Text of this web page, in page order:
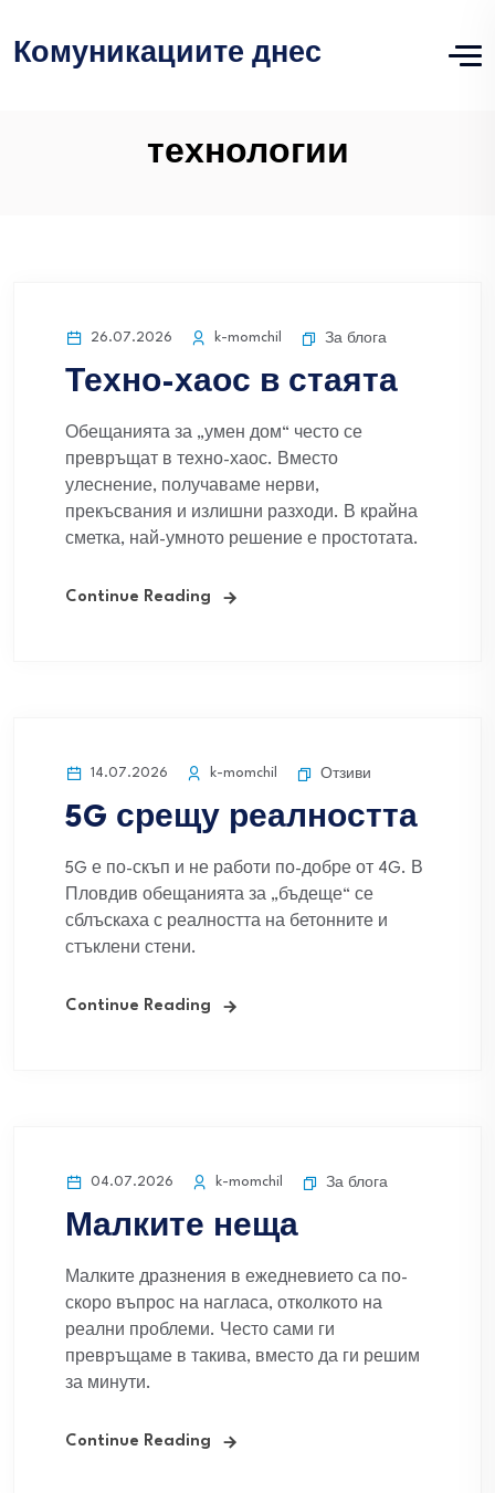
Комуникациите днес
технологии
26.07.2026 k-momchil За блога
Техно-хаос в стаята
Обещанията за „умен дом“ често се
превръщат в техно-хаос. Вместо
улеснение, получаваме нерви,
прекъсвания и излишни разходи. В крайна
сметка, най-умното решение е простотата.
Continue Reading
14.07.2026 k-momchil Отзиви
5G срещу реалността
5G е по-скъп и не работи по-добре от 4G. В
Пловдив обещанията за „бъдеще“ се
сблъскаха с реалността на бетонните и
стъклени стени.
Continue Reading
04.07.2026 k-momchil За блога
Малките неща
Малките дразнения в ежедневието са по-
скоро въпрос на нагласа, отколкото на
реални проблеми. Често сами ги
превръщаме в такива, вместо да ги решим
за минути.
Continue Reading